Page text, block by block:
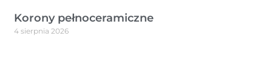
Korony pełnoceramiczne
4 sierpnia 2026